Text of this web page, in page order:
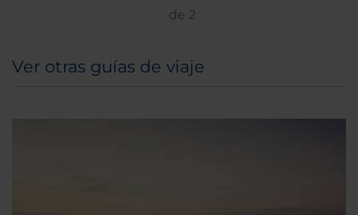
comodidad de los huéspedes.
de 2
Ver otras guías de viaje